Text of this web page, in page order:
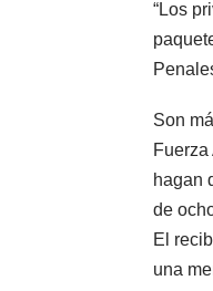
“Los
Son
hagan
de
El
una